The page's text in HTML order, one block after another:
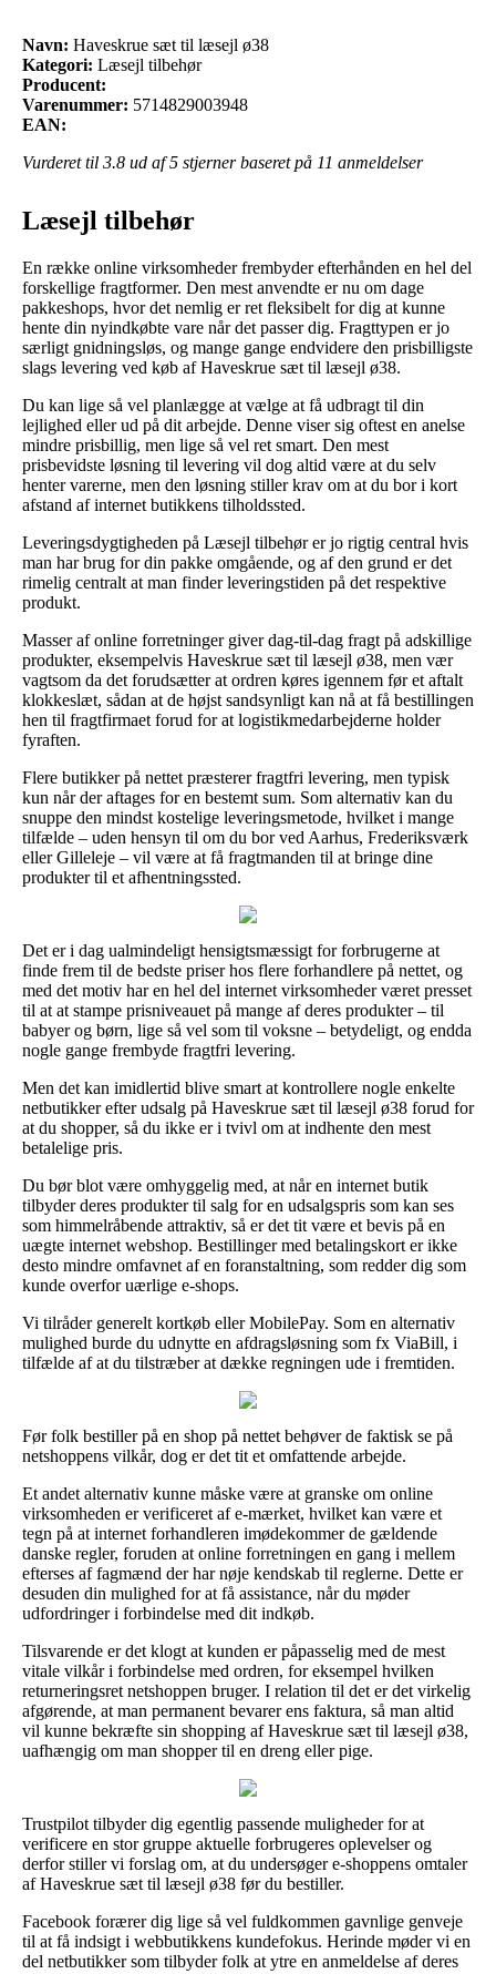
Navn: Haveskrue sæt til læsejl ø38
Kategori: Læsejl tilbehør
Producent:
Varenummer: 5714829003948
EAN:
Vurderet til 3.8 ud af 5 stjerner baseret på 11 anmeldelser
Læsejl tilbehør
En række online virksomheder frembyder efterhånden en hel del
forskellige fragtformer. Den mest anvendte er nu om dage
pakkeshops, hvor det nemlig er ret fleksibelt for dig at kunne
hente din nyindkøbte vare når det passer dig. Fragttypen er jo
særligt gnidningsløs, og mange gange endvidere den prisbilligste
slags levering ved køb af Haveskrue sæt til læsejl ø38.
Du kan lige så vel planlægge at vælge at få udbragt til din
lejlighed eller ud på dit arbejde. Denne viser sig oftest en anelse
mindre prisbillig, men lige så vel ret smart. Den mest
prisbevidste løsning til levering vil dog altid være at du selv
henter varerne, men den løsning stiller krav om at du bor i kort
afstand af internet butikkens tilholdssted.
Leveringsdygtigheden på Læsejl tilbehør er jo rigtig central hvis
man har brug for din pakke omgående, og af den grund er det
rimelig centralt at man finder leveringstiden på det respektive
produkt.
Masser af online forretninger giver dag-til-dag fragt på adskillige
produkter, eksempelvis Haveskrue sæt til læsejl ø38, men vær
vagtsom da det forudsætter at ordren køres igennem før et aftalt
klokkeslæt, sådan at de højst sandsynligt kan nå at få bestillingen
hen til fragtfirmaet forud for at logistikmedarbejderne holder
fyraften.
Flere butikker på nettet præsterer fragtfri levering, men typisk
kun når der aftages for en bestemt sum. Som alternativ kan du
snuppe den mindst kostelige leveringsmetode, hvilket i mange
tilfælde – uden hensyn til om du bor ved Aarhus, Frederiksværk
eller Gilleleje – vil være at få fragtmanden til at bringe dine
produkter til et afhentningssted.
Det er i dag ualmindeligt hensigtsmæssigt for forbrugerne at
finde frem til de bedste priser hos flere forhandlere på nettet, og
med det motiv har en hel del internet virksomheder været presset
til at at stampe prisniveauet på mange af deres produkter – til
babyer og børn, lige så vel som til voksne – betydeligt, og endda
nogle gange frembyde fragtfri levering.
Men det kan imidlertid blive smart at kontrollere nogle enkelte
netbutikker efter udsalg på Haveskrue sæt til læsejl ø38 forud for
at du shopper, så du ikke er i tvivl om at indhente den mest
betalelige pris.
Du bør blot være omhyggelig med, at når en internet butik
tilbyder deres produkter til salg for en udsalgspris som kan ses
som himmelråbende attraktiv, så er det tit være et bevis på en
uægte internet webshop. Bestillinger med betalingskort er ikke
desto mindre omfavnet af en foranstaltning, som redder dig som
kunde overfor uærlige e-shops.
Vi tilråder generelt kortkøb eller MobilePay. Som en alternativ
mulighed burde du udnytte en afdragsløsning som fx ViaBill, i
tilfælde af at du tilstræber at dække regningen ude i fremtiden.
Før folk bestiller på en shop på nettet behøver de faktisk se på
netshoppens vilkår, dog er det tit et omfattende arbejde.
Et andet alternativ kunne måske være at granske om online
virksomheden er verificeret af e-mærket, hvilket kan være et
tegn på at internet forhandleren imødekommer de gældende
danske regler, foruden at online forretningen en gang i mellem
efterses af fagmænd der har nøje kendskab til reglerne. Dette er
desuden din mulighed for at få assistance, når du møder
udfordringer i forbindelse med dit indkøb.
Tilsvarende er det klogt at kunden er påpasselig med de mest
vitale vilkår i forbindelse med ordren, for eksempel hvilken
returneringsret netshoppen bruger. I relation til det er det virkelig
afgørende, at man permanent bevarer ens faktura, så man altid
vil kunne bekræfte sin shopping af Haveskrue sæt til læsejl ø38,
uafhængig om man shopper til en dreng eller pige.
Trustpilot tilbyder dig egentlig passende muligheder for at
verificere en stor gruppe aktuelle forbrugeres oplevelser og
derfor stiller vi forslag om, at du undersøger e-shoppens omtaler
af Haveskrue sæt til læsejl ø38 før du bestiller.
Facebook forærer dig lige så vel fuldkommen gavnlige genveje
til at få indsigt i webbutikkens kundefokus. Herinde møder vi en
del netbutikker som tilbyder folk at ytre en anmeldelse af deres